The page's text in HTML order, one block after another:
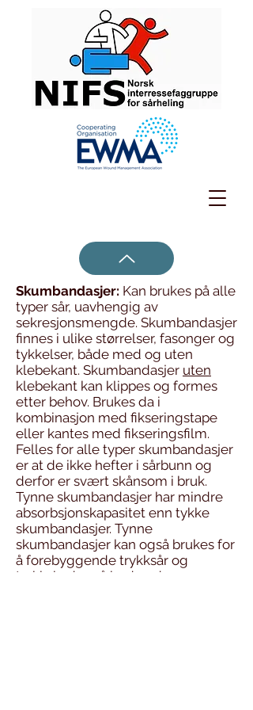
Skumbandasjer: Kan brukes på alle
typer sår, uavhengig av
sekresjonsmengde. Skumbandasjer
finnes i ulike størrelser, fasonger og
tykkelser, både med og uten
klebekant. Skumbandasjer uten
klebekant kan klippes og formes
etter behov. Brukes da i
kombinasjon med fikseringstape
eller kantes med fikseringsfilm.
Felles for alle typer skumbandasjer
er at de ikke hefter i sårbunn og
derfor er svært skånsom i bruk.
Tynne skumbandasjer har mindre
absorbsjonskapasitet enn tykke
skumbandasjer. Tynne
skumbandasjer kan også brukes for
å forebyggende trykksår og
trykkskader på hud under